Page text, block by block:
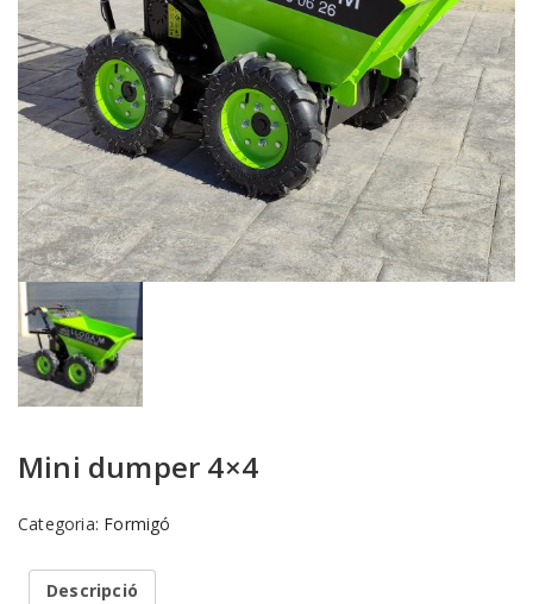
Mini dumper 4×4
Categoria: Formigó
Descripció